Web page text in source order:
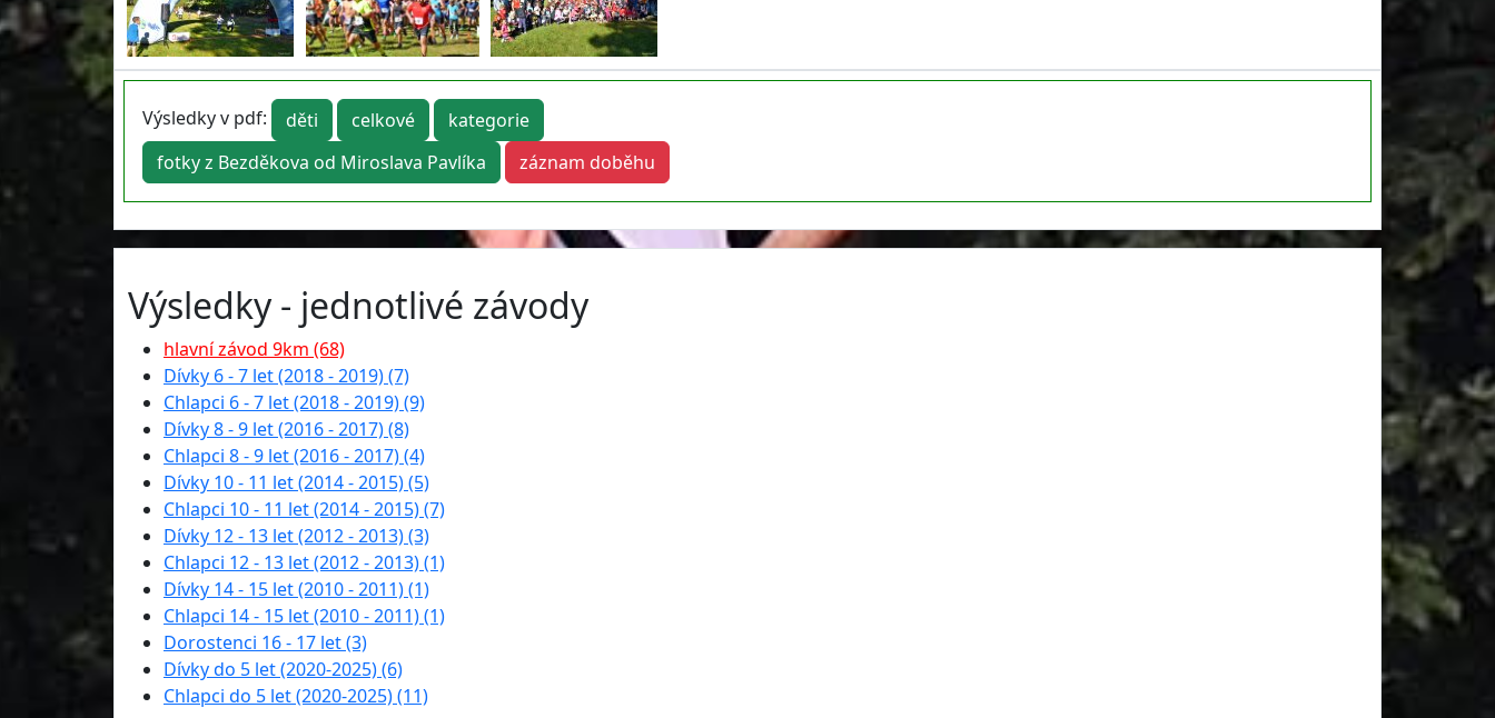
Výsledky v pdf: děti celkové
kategorie
fotky z Bezděkova od Miroslava Pavlíka
záznam doběhu
Výsledky - jednotlivé závody
hlavní závod 9km (68)
Dívky 6 - 7 let (2018 - 2019) (7)
Chlapci 6 - 7 let (2018 - 2019) (9)
Dívky 8 - 9 let (2016 - 2017) (8)
Chlapci 8 - 9 let (2016 - 2017) (4)
Dívky 10 - 11 let (2014 - 2015) (5)
Chlapci 10 - 11 let (2014 - 2015) (7)
Dívky 12 - 13 let (2012 - 2013) (3)
Chlapci 12 - 13 let (2012 - 2013) (1)
Dívky 14 - 15 let (2010 - 2011) (1)
Chlapci 14 - 15 let (2010 - 2011) (1)
Dorostenci 16 - 17 let (3)
Dívky do 5 let (2020-2025) (6)
Chlapci do 5 let (2020-2025) (11)